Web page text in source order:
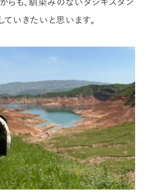
いきたいと思います。